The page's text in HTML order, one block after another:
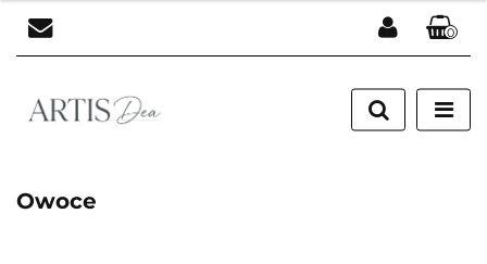
Zaloguj się
Zarejestruj się
0
Owoce